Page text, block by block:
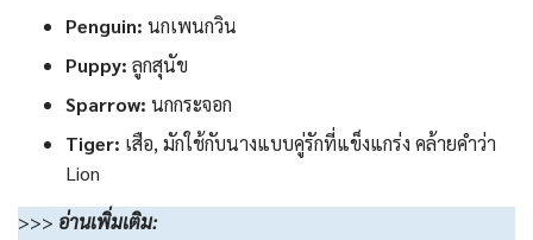
Penguin: นกเพนกวิน
Puppy: ลูกสุนัข
Sparrow: นกกระจอก
Tiger: เสือ, มักใช้กับนางแบบคู่รักที่แข็งแกร่ง คล้ายคำว่า
Lion
>>> อ่านเพิ่มเติม: